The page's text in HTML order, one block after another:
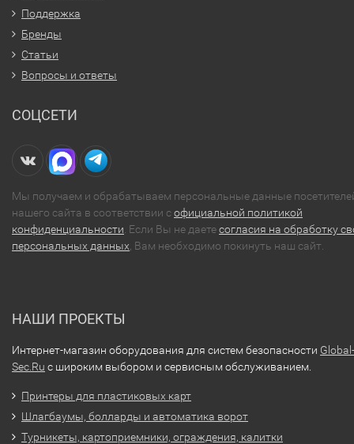
Поддержка
Бренды
Статьи
Вопросы и ответы
СОЦСЕТИ
Мы получаем и обрабатываем персональные данные
нашего сайта в соответствии софициальной политикой
конфиденциальности . Если Вы не даетесогласия на обработку
персональных данных , Вам необходимо покинуть наш сайт.
НАШИ ПРОЕКТЫ
Интернет-магазин оборудования для систем безопасности Global-
Sec.Ru с широким выбором и сервисным обслуживанием.
Принтеры для пластиковых карт
Шлагбаумы, болларды и автоматика ворот
Турникеты, картоприемники, ограждения, калитки